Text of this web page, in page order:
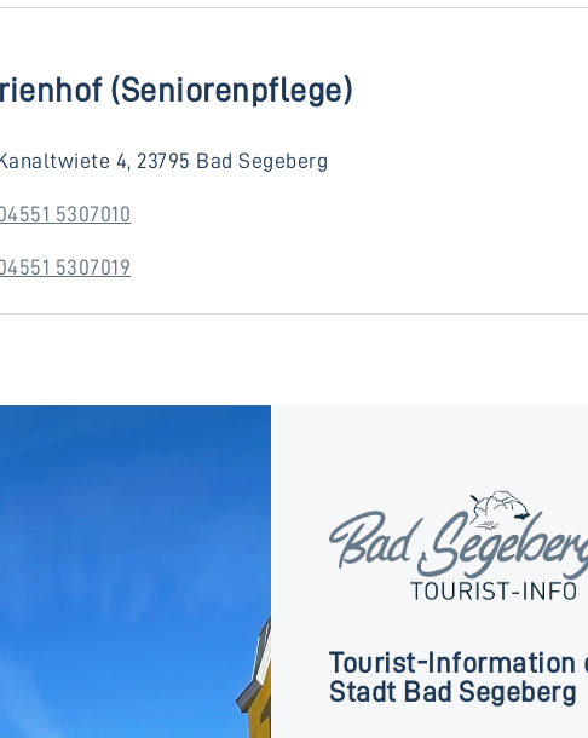
(Seniorenpflege)
4, 23795 Bad Segeberg
5307010
5307019
Tourist-Information
Stadt Bad Segeberg